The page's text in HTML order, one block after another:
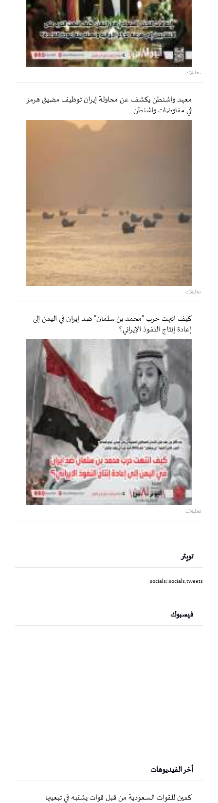
تحليلات
معهد واشنطن يكشف عن محاولة إيران توظيف مضيق هرمز
في مفاوضات واشنطن
تحليلات
كيف انتهت حرب "محمد بن سلمان" ضد إيران في اليمن إلى
إعادة إنتاج النفوذ الإيراني؟
تحليلات
تويتر
socials::socials.tweets
فيسبوك
أخر الفيديوهات
كمين للقوات السعودية من قبل قوات يشتبه في تبعيتها